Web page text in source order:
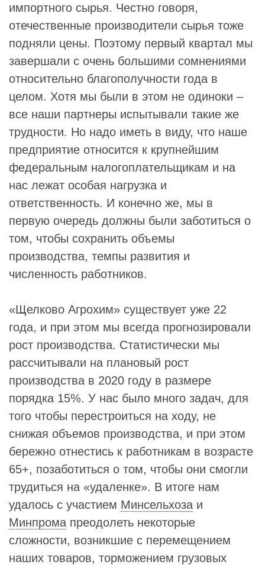
импортного сырья. Честно говоря,
отечественные производители сырья тоже
подняли цены. Поэтому первый квартал мы
завершали с очень большими сомнениями
относительно благополучности года в
целом. Хотя мы были в этом не одиноки –
все наши партнеры испытывали такие же
трудности. Но надо иметь в виду, что наше
предприятие относится к крупнейшим
федеральным налогоплательщикам и на
нас лежат особая нагрузка и
ответственность. И конечно же, мы в
первую очередь должны были заботиться о
том, чтобы сохранить объемы
производства, темпы развития и
численность работников.
«Щелково Агрохим» существует уже 22
года, и при этом мы всегда прогнозировали
рост производства. Статистически мы
рассчитывали на плановый рост
производства в 2020 году в размере
порядка 15%. У нас было много задач, для
того чтобы перестроиться на ходу, не
снижая объемов производства, и при этом
бережно отнестись к работникам в возрасте
65+, позаботиться о том, чтобы они смогли
трудиться на «удаленке». В итоге нам
удалось с участием Минсельхоза и
Минпрома преодолеть некоторые
сложности, возникшие с перемещением
наших товаров, торможением грузовых